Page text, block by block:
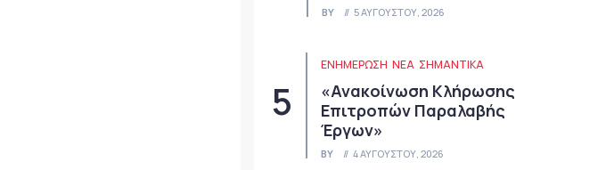
BY 5 ΑΥΓΟΎΣΤΟΥ, 2026
ΕΝΗΜΕΡΩΣΗ ΝΈΑ ΣΗΜΑΝΤΙΚΆ
«Ανακοίνωση Κλήρωσης
Επιτροπών Παραλαβής
Έργων»
BY 4 ΑΥΓΟΎΣΤΟΥ, 2026